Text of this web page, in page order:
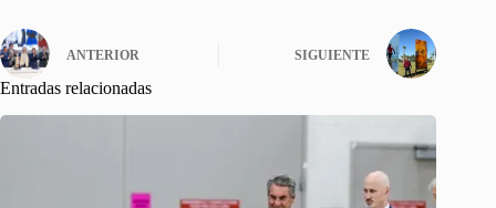
ANTERIOR SIGUIENTE
Entradas relacionadas